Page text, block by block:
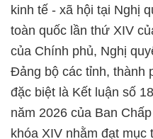
kinh tế - xã hội tại Nghị
toàn quốc lần thứ XIV
của Chính phủ, Nghị
Đảng bộ các tỉnh, thành
đặc biệt là Kết luận số
năm 2026 của Ban
khóa XIV nhằm đạt